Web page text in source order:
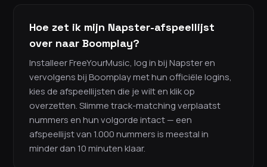
Hoe zet ik mijn Napster-afspeellijst
over naar Boomplay?
Installeer FreeYourMusic, log in bij Napster en
vervolgens bij Boomplay met hun officiële logins,
kies de afspeellijsten die je wilt en klik op
overzetten. Slimme track-matching verplaatst
nummers en hun volgorde intact — een
afspeellijst van 1.000 nummers is meestal in
minder dan 10 minuten klaar.